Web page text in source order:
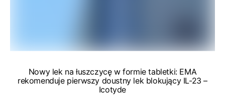
Nowy lek na łuszczycę w formie tabletki: EMA
rekomenduje pierwszy doustny lek blokujący IL-23 –
Icotyde